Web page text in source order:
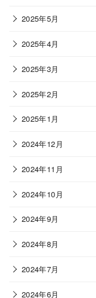
2025年5月
2025年4月
2025年3月
2025年2月
2025年1月
2024年12月
2024年11月
2024年10月
2024年9月
2024年8月
2024年7月
2024年6月